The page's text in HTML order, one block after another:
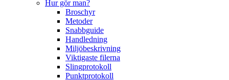
Hur gör man?
Broschyr
Metoder
Snabbguide
Handledning
Miljöbeskrivning
Viktigaste filerna
Slingprotokoll
Punktprotokoll